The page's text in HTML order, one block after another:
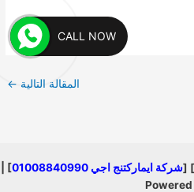
المقالة التالية ←
شركة ايماركتنج اجي 01008840990
] |
CALL NOW